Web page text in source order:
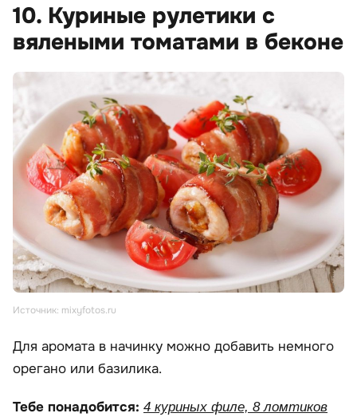
10. Куриные рулетики с
вялеными томатами в беконе
Источник: mixyfotos.ru
Для аромата в начинку можно добавить немного
орегано или базилика.
Тебе понадобится: 4 куриных филе, 8 ломтиков